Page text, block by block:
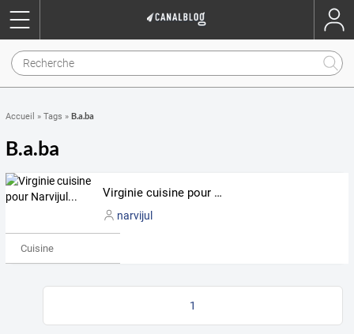
Accueil » Tags » B.a.ba
B.a.ba
Virginie cuisine pour Narvijul...
narvijul
Cuisine
1